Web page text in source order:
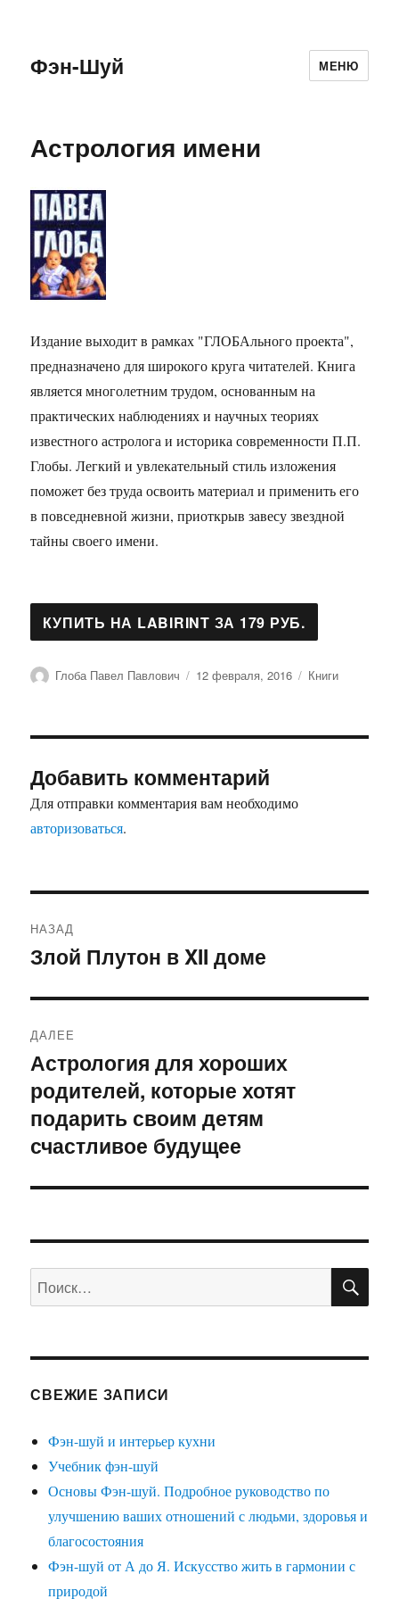
Фэн-Шуй МЕНЮ
Астрология имени
Издание выходит в рамках "ГЛОБАльного проекта",
предназначено для широкого круга читателей. Книга
является многолетним трудом, основанным на
практических наблюдениях и научных теориях
известного астролога и историка современности П.П.
Глобы. Легкий и увлекательный стиль изложения
поможет без труда освоить материал и применить его
в повседневной жизни, приоткрыв завесу звездной
тайны своего имени.
Автор
Глоба Павел Павлович Опубликовано
12 февраля, 2016 Рубрики
Книги
Добавить комментарий
Для отправки комментария вам необходимо
авторизоваться.
по
НАЗАД
Предыдущая
Злой Плутон в XII доме
ДАЛЕЕ
Следующая
запись:
Астрология для хороших
родителей, которые хотят
подарить своим детям
счастливое будущее
Искать:
СВЕЖИЕ ЗАПИСИ
Фэн-шуй и интерьер кухни
Учебник фэн-шуй
Основы Фэн-шуй. Подробное руководство по
улучшению ваших отношений с людьми, здоровья и
благосостояния
Фэн-шуй от А до Я. Искусство жить в гармонии с
природой